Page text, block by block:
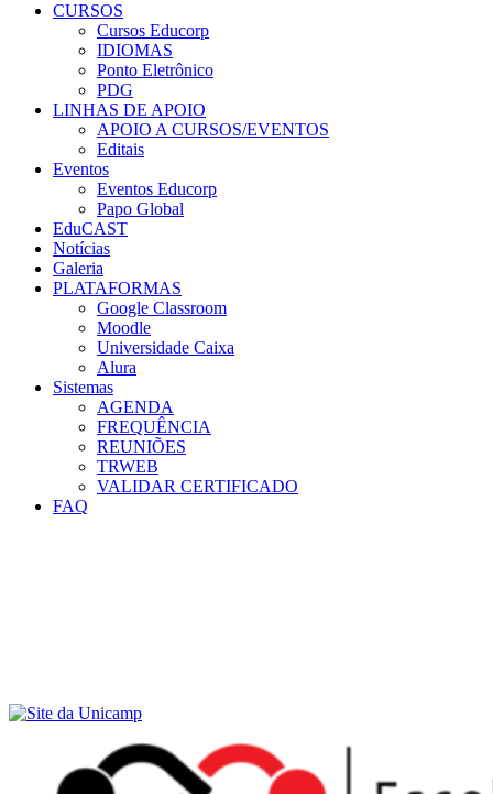
CURSOS
Cursos Educorp
IDIOMAS
Ponto Eletrônico
PDG
LINHAS DE APOIO
APOIO A CURSOS/EVENTOS
Editais
Eventos
Eventos Educorp
Papo Global
EduCAST
Notícias
Galeria
PLATAFORMAS
Google Classroom
Moodle
Universidade Caixa
Alura
Sistemas
AGENDA
FREQUÊNCIA
REUNIÕES
TRWEB
VALIDAR CERTIFICADO
FAQ